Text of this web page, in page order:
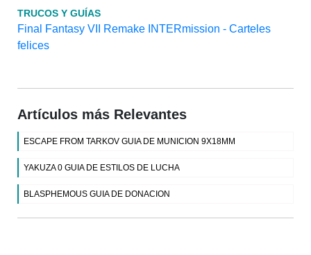
TRUCOS Y GUÍAS
Final Fantasy VII Remake INTERmission - Carteles
felices
Artículos más Relevantes
ESCAPE FROM TARKOV GUIA DE MUNICION 9X18MM
YAKUZA 0 GUIA DE ESTILOS DE LUCHA
BLASPHEMOUS GUIA DE DONACION